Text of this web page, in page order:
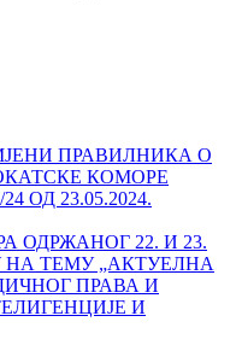
ПРАВИЛНИКА О
КОМОРЕ
ОД 23.05.2024.
ОДРЖАНОГ 22. И 23.
НА ТЕМУ „АКТУЕЛНА
ПРАВА И
И